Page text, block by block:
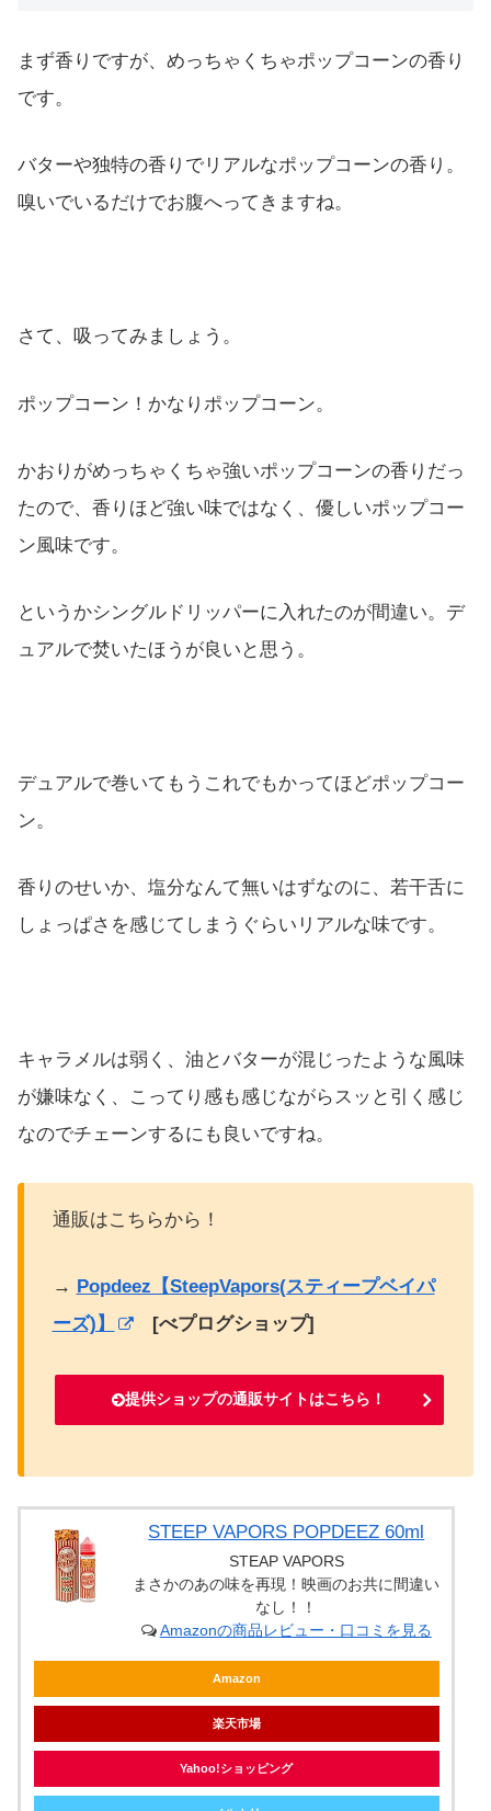
まず香りですが、めっちゃくちゃポップコーンの香り
です。
バターや独特の香りでリアルなポップコーンの香り。
嗅いでいるだけでお腹へってきますね。
さて、吸ってみましょう。
ポップコーン！かなりポップコーン。
かおりがめっちゃくちゃ強いポップコーンの香りだっ
たので、香りほど強い味ではなく、優しいポップコー
ン風味です。
というかシングルドリッパーに入れたのが間違い。デ
ュアルで焚いたほうが良いと思う。
デュアルで巻いてもうこれでもかってほどポップコー
ン。
香りのせいか、塩分なんて無いはずなのに、若干舌に
しょっぱさを感じてしまうぐらいリアルな味です。
キャラメルは弱く、油とバターが混じったような風味
が嫌味なく、こってり感も感じながらスッと引く感じ
なのでチェーンするにも良いですね。
通販はこちらから！
→ Popdeez【SteepVapors(スティープベイパ
ーズ)】
[べプログショップ]
提供ショップの通販サイトはこちら！
STEEP VAPORS POPDEEZ 60ml
STEAP VAPORS
まさかのあの味を再現！映画のお共に間違い
なし！！
Amazonの商品レビュー・口コミを見る
Amazon
楽天市場
Yahoo!ショッピング